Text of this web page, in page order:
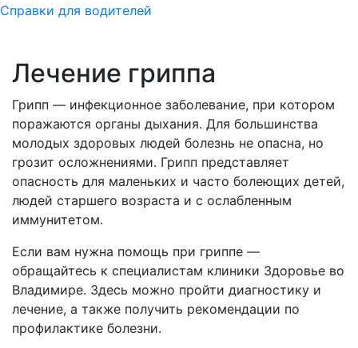
Справки для водителей
Лечение гриппа
Грипп — инфекционное заболевание, при котором
поражаются органы дыхания. Для большинства
молодых здоровых людей болезнь не опасна, но
грозит осложнениями. Грипп представляет
опасность для маленьких и часто болеющих детей,
людей старшего возраста и с ослабленным
иммунитетом.
Если вам нужна помощь при гриппе —
обращайтесь к специалистам клиники Здоровье во
Владимире. Здесь можно пройти диагностику и
лечение, а также получить рекомендации по
профилактике болезни.